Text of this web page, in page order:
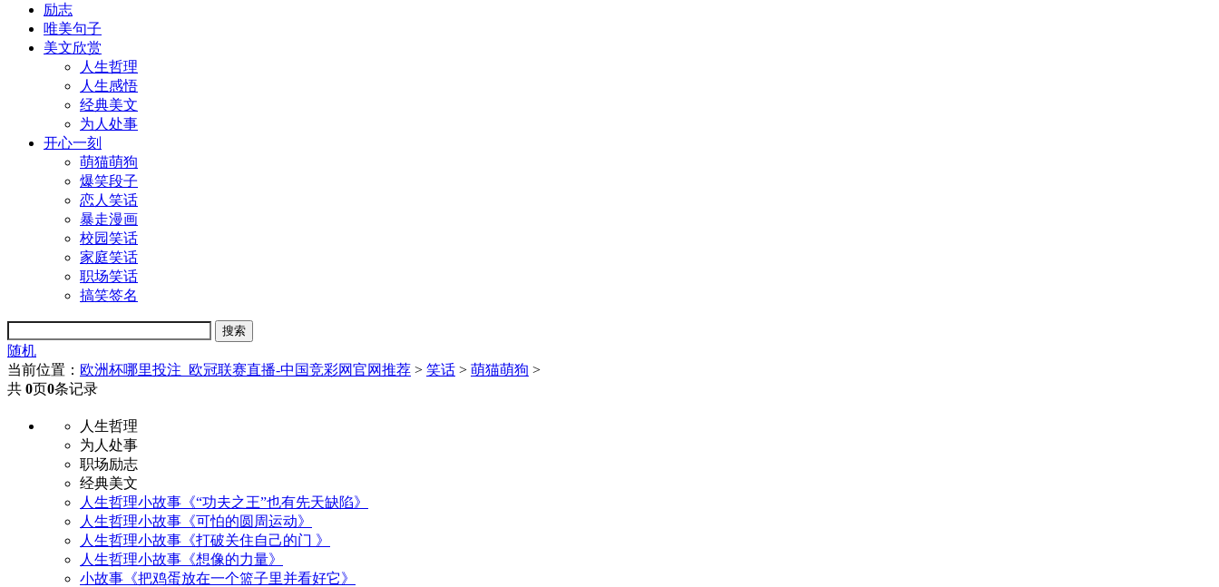
励志
唯美句子
美文欣赏
人生哲理
人生感悟
经典美文
为人处事
开心一刻
萌猫萌狗
爆笑段子
恋人笑话
暴走漫画
校园笑话
家庭笑话
职场笑话
搞笑签名
随机
当前位置： 欧洲杯哪里投注_欧冠联赛直播-中国竞彩网官网推荐 > 笑话 > 萌猫萌狗 >
共 0页0条记录
人生哲理
为人处事
职场励志
经典美文
人生哲理小故事《“功夫之王”也有先天缺陷》
人生哲理小故事《可怕的圆周运动》
人生哲理小故事《打破关住自己的门 》
人生哲理小故事《想像的力量》
小故事《把鸡蛋放在一个篮子里并看好它》